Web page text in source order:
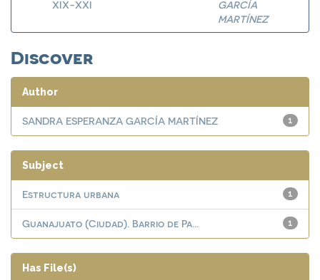
XIX-XXI
GARCÍA
MARTÍNEZ
Discover
Author
1
SANDRA ESPERANZA GARCÍA MARTÍNEZ
Subject
1
Estructura urbana
1
Guanajuato (Ciudad). Barrio de Pa...
Has File(s)